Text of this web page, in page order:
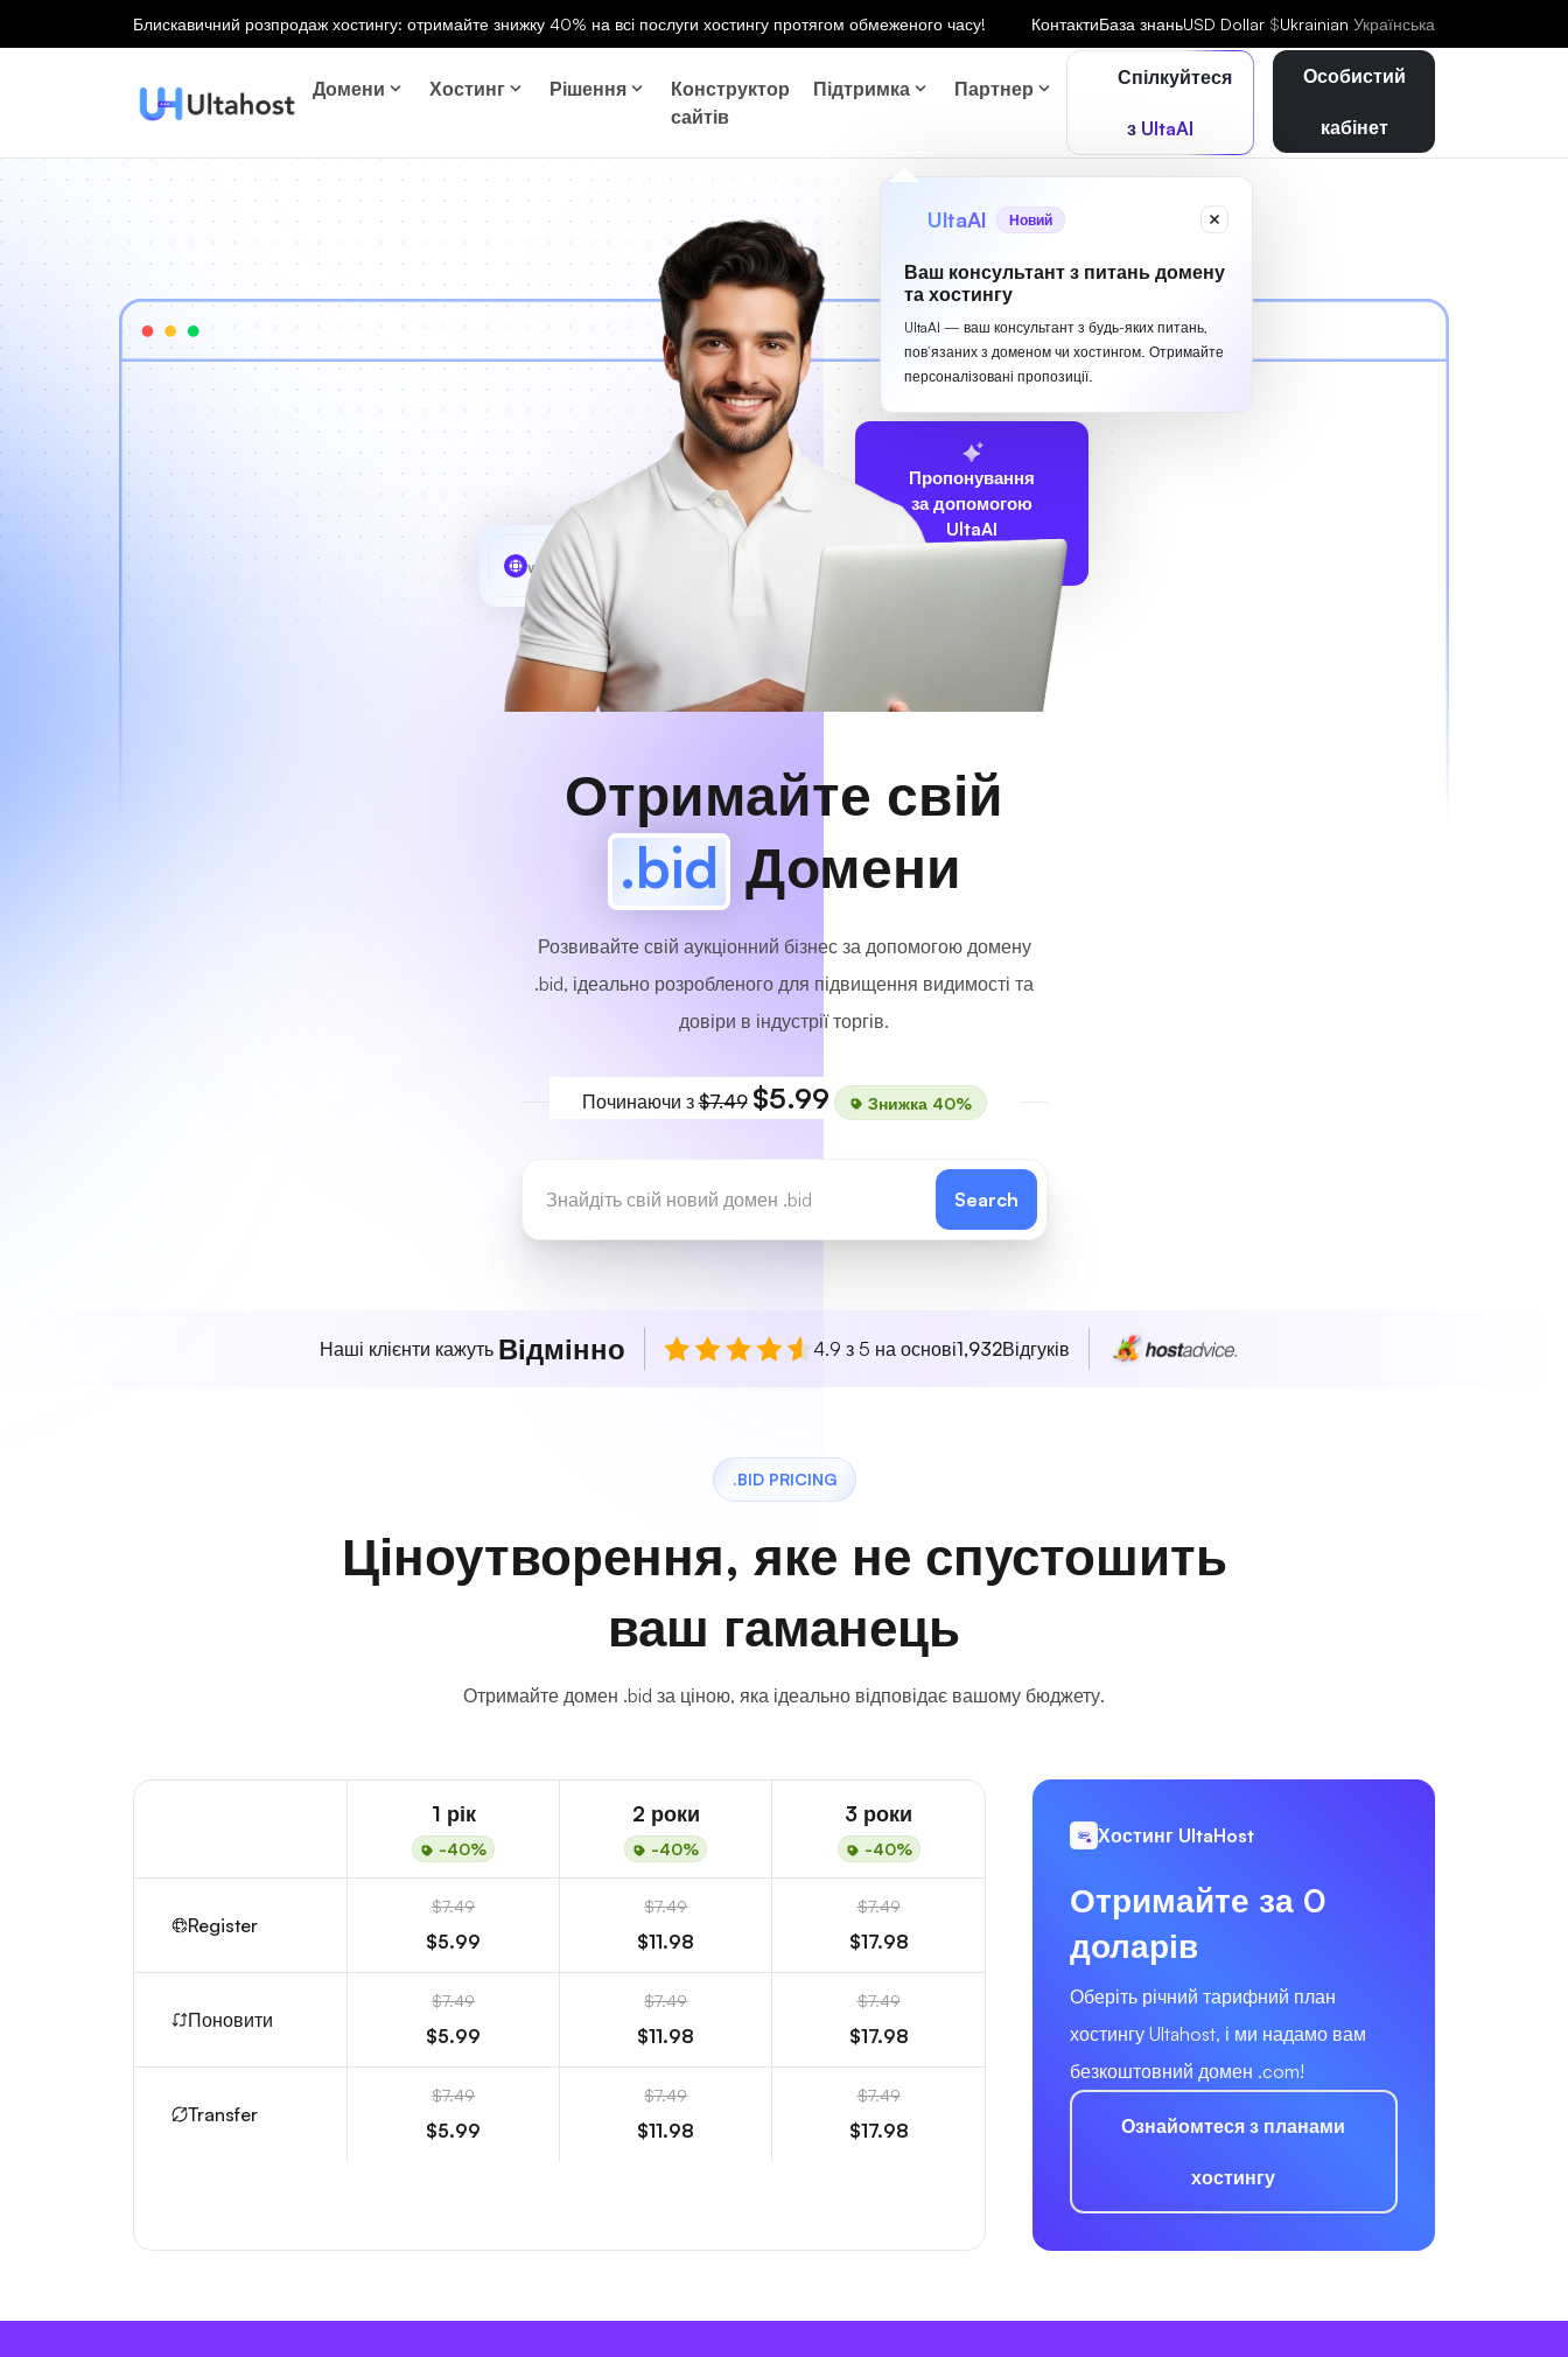
Блискавичний розпродаж хостингу: отримайте знижку 40% на всі послуги хостингу протягом обмеженого часу! КонтактиБаза знаньUSD Dollar $Ukrainian Українська
Домени Хостинг Рішення
Конструктор
сайтів
Підтримка Партнер Спілкуйтеся
з UltaAI
UltaAI Новий
Ваш консультант з питань домену
та хостингу
UltaAI — ваш консультант з будь-яких питань,
пов’язаних з доменом чи хостингом. Отримайте
персоналізовані пропозиції.
Особистий
кабінет
Пропонування
за допомогою
UltaAI
www MyCafe
Отримайте свій
.bid Домени
Розвивайте свій аукціонний бізнес за допомогою домену
.bid, ідеально розробленого для підвищення видимості та
довіри в індустрії торгів.
Починаючи з$7.49 $5.99 Знижка 40%
Search
Наші клієнти кажуть Відмінно 4.9 з 5 на основі1,932Відгуків
.BID PRICING
Ціноутворення, яке не спустошить
ваш гаманець
Отримайте домен .bid за ціною, яка ідеально відповідає вашому бюджету.
1 рік
-40%
2 роки
-40%
3 роки
-40%
Register
$7.49
$5.99
$7.49
$11.98
$7.49
$17.98
Поновити
$7.49
$5.99
$7.49
$11.98
$7.49
$17.98
Transfer
$7.49
$5.99
$7.49
$11.98
$7.49
$17.98
Хостинг UltaHost
Отримайте за 0
доларів
Оберіть річний тарифний план
хостингу Ultahost, і ми надамо вам
безкоштовний домен .com!
Ознайомтеся з планами
хостингу